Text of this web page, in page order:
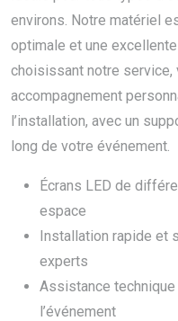
environs. Notre matériel
optimale et une
choisissant notre service,
accompagnement
l’installation, avec un
long de votre événement.
Écrans LED de
espace
Installation rapide et
experts
Assistance
l’événement